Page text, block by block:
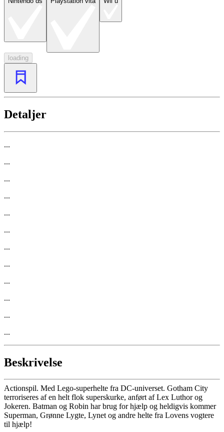
loading
Detaljer
...
...
...
...
...
...
...
...
...
...
...
...
Beskrivelse
Actionspil. Med Lego-superhelte fra DC-universet. Gotham City
terroriseres af en helt flok superskurke, anført af Lex Luthor og
Jokeren. Batman og Robin har brug for hjælp og heldigvis kommer
Superman, Grønne Lygte, Lynet og andre helte fra Lovens vogtere
til hjælp!